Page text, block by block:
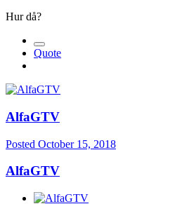
Hur då?
Quote
AlfaGTV
Posted October 15, 2018
AlfaGTV